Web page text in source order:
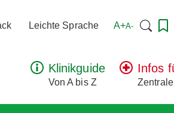
Leichte Sprache A+A- Suchen
Klinikguide
Von A bis Z
Infos